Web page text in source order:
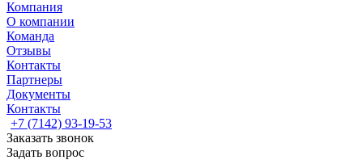
Компания
О компании
Команда
Отзывы
Контакты
Партнеры
Документы
Контакты
+7 (7142) 93-19-53
Заказать звонок
Задать вопрос